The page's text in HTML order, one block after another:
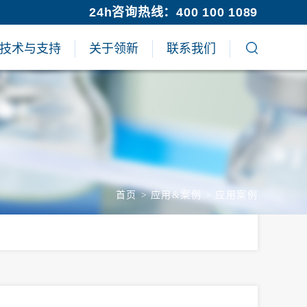
24h咨询热线：400 100 1089
技术与支持 关于领新 联系我们
首页>应用&案例 应用案例